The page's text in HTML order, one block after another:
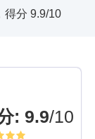
得分 9.9/10
: 9.9/10